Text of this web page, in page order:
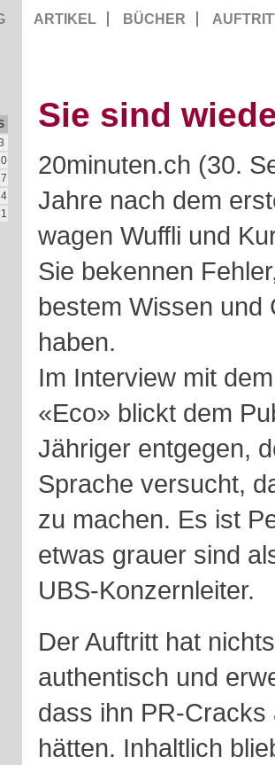
ARTIKEL BÜCHER
Sie sind
20minuten.ch (30.
Jahre nach dem
wagen Wuffli und
Sie bekennen
bestem Wissen und
haben.
Im Interview mit
«Eco» blickt dem
Jähriger entgegen,
Sprache versucht,
zu machen. Es ist
etwas grauer sind
UBS-Konzernleiter.
Der Auftritt hat
authentisch und
dass ihn PR-
hätten. Inhaltlich